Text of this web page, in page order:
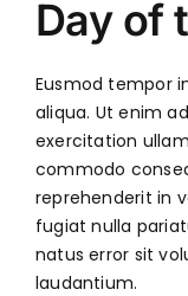
Day of
Eusmod tempor
aliqua. Ut enim
exercitation
commodo
reprehenderit in
fugiat nulla
natus error sit
laudantium.